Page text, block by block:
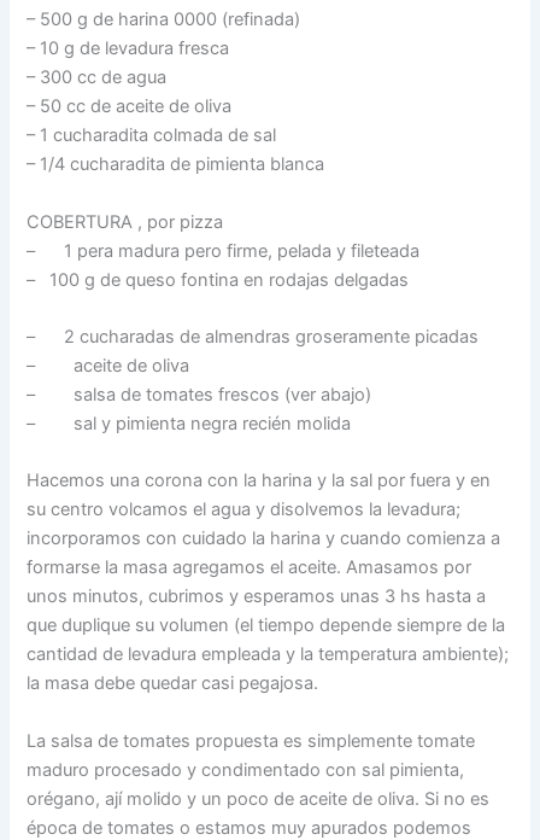
– 500 g de harina 0000 (refinada)
– 10 g de levadura fresca
– 300 cc de agua
– 50 cc de aceite de oliva
– 1 cucharadita colmada de sal
– 1/4 cucharadita de pimienta blanca
COBERTURA , por pizza
– 1 pera madura pero firme, pelada y fileteada
– 100 g de queso fontina en rodajas delgadas
– 2 cucharadas de almendras groseramente picadas
– aceite de oliva
– salsa de tomates frescos (ver abajo)
– sal y pimienta negra recién molida
Hacemos una corona con la harina y la sal por fuera y en
su centro volcamos el agua y disolvemos la levadura;
incorporamos con cuidado la harina y cuando comienza a
formarse la masa agregamos el aceite. Amasamos por
unos minutos, cubrimos y esperamos unas 3 hs hasta a
que duplique su volumen (el tiempo depende siempre de la
cantidad de levadura empleada y la temperatura ambiente);
la masa debe quedar casi pegajosa.
La salsa de tomates propuesta es simplemente tomate
maduro procesado y condimentado con sal pimienta,
orégano, ají molido y un poco de aceite de oliva. Si no es
época de tomates o estamos muy apurados podemos